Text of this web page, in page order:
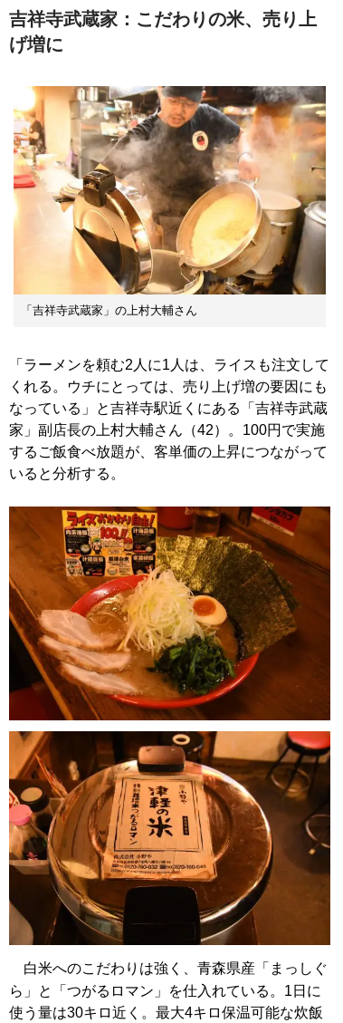
吉祥寺武蔵家：こだわりの米、売り上
げ増に
「吉祥寺武蔵家」の上村大輔さん
「ラーメンを頼む2人に1人は、ライスも注文して
くれる。ウチにとっては、売り上げ増の要因にも
なっている」と吉祥寺駅近くにある「吉祥寺武蔵
家」副店長の上村大輔さん（42）。100円で実施
するご飯食べ放題が、客単価の上昇につながって
いると分析する。
白米へのこだわりは強く、青森県産「まっしぐ
ら」と「つがるロマン」を仕入れている。1日に
使う量は30キロ近く。最大4キロ保温可能な炊飯